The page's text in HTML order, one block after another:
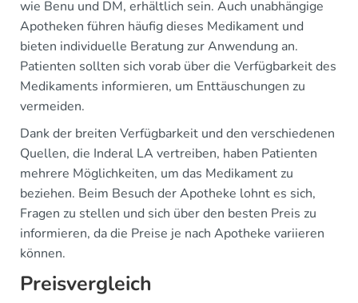
wie Benu und DM, erhältlich sein. Auch unabhängige
Apotheken führen häufig dieses Medikament und
bieten individuelle Beratung zur Anwendung an.
Patienten sollten sich vorab über die Verfügbarkeit des
Medikaments informieren, um Enttäuschungen zu
vermeiden.
Dank der breiten Verfügbarkeit und den verschiedenen
Quellen, die Inderal LA vertreiben, haben Patienten
mehrere Möglichkeiten, um das Medikament zu
beziehen. Beim Besuch der Apotheke lohnt es sich,
Fragen zu stellen und sich über den besten Preis zu
informieren, da die Preise je nach Apotheke variieren
können.
Preisvergleich